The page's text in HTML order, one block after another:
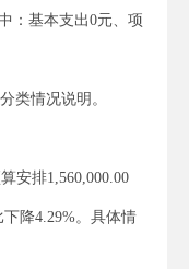
：基本支出0元、项
类情况说明。
安排1,560,000.00
降4.29%。具体情